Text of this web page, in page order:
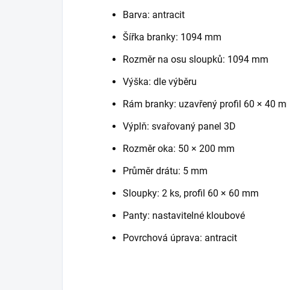
Barva: antracit
Šířka branky: 1094 mm
Rozměr na osu sloupků: 1094 mm
Výška: dle výběru
Rám branky: uzavřený profil 60 × 40
Výplň: svařovaný panel 3D
Rozměr oka: 50 × 200 mm
Průměr drátu: 5 mm
Sloupky: 2 ks, profil 60 × 60 mm
Panty: nastavitelné kloubové
Povrchová úprava: antracit